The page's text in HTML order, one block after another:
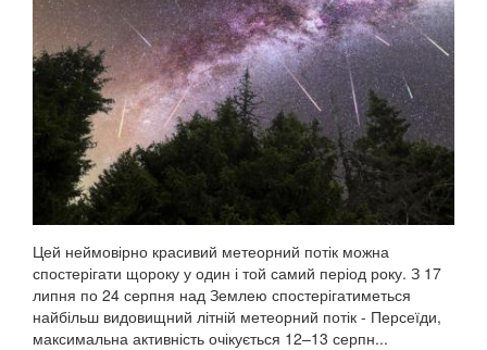
Цей неймовірно красивий метеорний потік можна
спостерігати щороку у один і той самий період року. З 17
липня по 24 серпня над Землею спостерігатиметься
найбільш видовищний літній метеорний потік - Персеїди,
максимальна активність очікується 12–13 серпн...